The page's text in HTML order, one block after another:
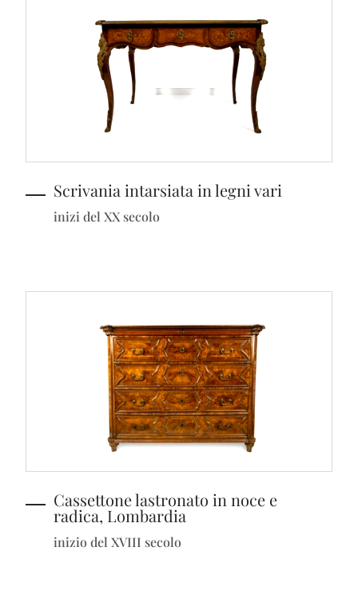
Scrivania intarsiata in legni vari
inizi del XX secolo
Cassettone lastronato in noce e
radica, Lombardia
inizio del XVIII secolo